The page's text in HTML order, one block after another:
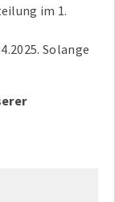
im 1.
Solange